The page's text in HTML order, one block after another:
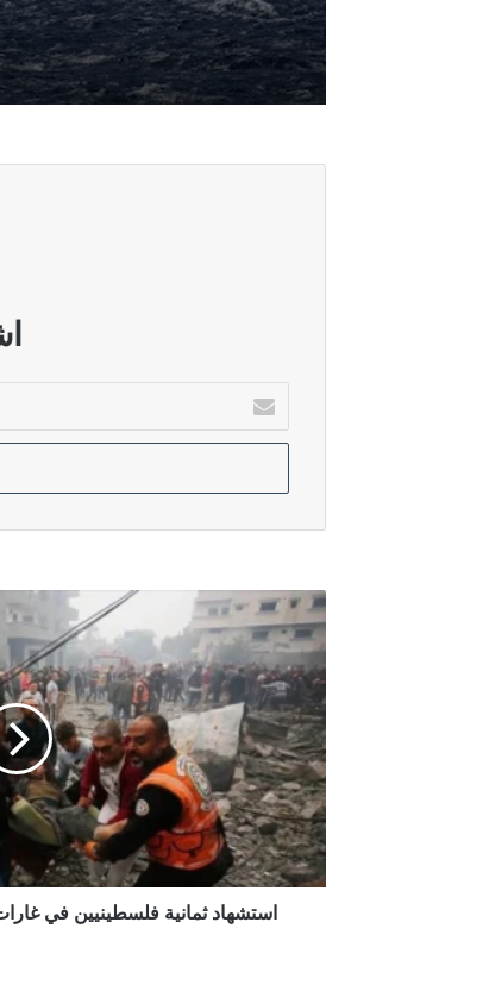
أغسطس 6, 2026
تراجع الملاحة في مضيقي هرمز
قطر: الاتصالات مستمرة
الدرويش: سوريا تحولت إلى بيئة
بريدك
الإلكتروني
استشهاد
ثمانية
فلسطينيين
في
غارات
جوية
إسرائيلية
على
مدينة
غزة
استشهاد ثمانية فلسطينيين في